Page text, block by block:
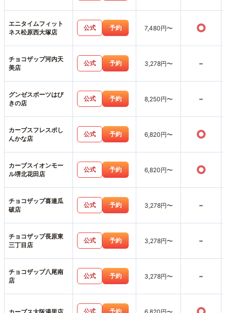
エニタイムフィット
ネス松原西大塚店
公式 予約 7,480円〜 ○
チョコザップ河内天
美店
公式 予約 3,278円〜 -
グンゼスポーツはび
きの店
公式 予約 8,250円〜 -
カーブスフレスポし
んかな店
公式 予約 6,820円〜 ○
カーブスイオンモー
ル堺北花田店
公式 予約 6,820円〜 ○
チョコザップ喜連瓜
破店
公式 予約 3,278円〜 -
チョコザップ長原東
三丁目店
公式 予約 3,278円〜 -
チョコザップ八尾南
店
公式 予約 3,278円〜 -
公式 予約